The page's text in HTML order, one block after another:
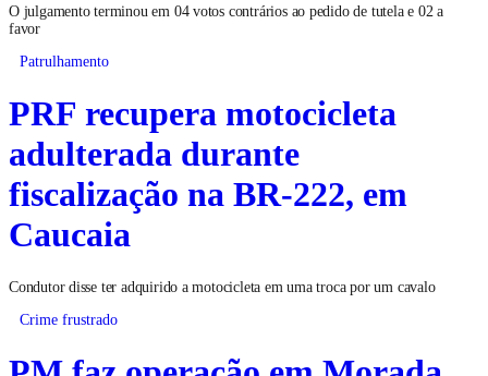
O julgamento terminou em 04 votos contrários ao pedido de tutela e 02 a
favor
Patrulhamento
PRF recupera motocicleta
adulterada durante
fiscalização na BR-222, em
Caucaia
Condutor disse ter adquirido a motocicleta em uma troca por um cavalo
Crime frustrado